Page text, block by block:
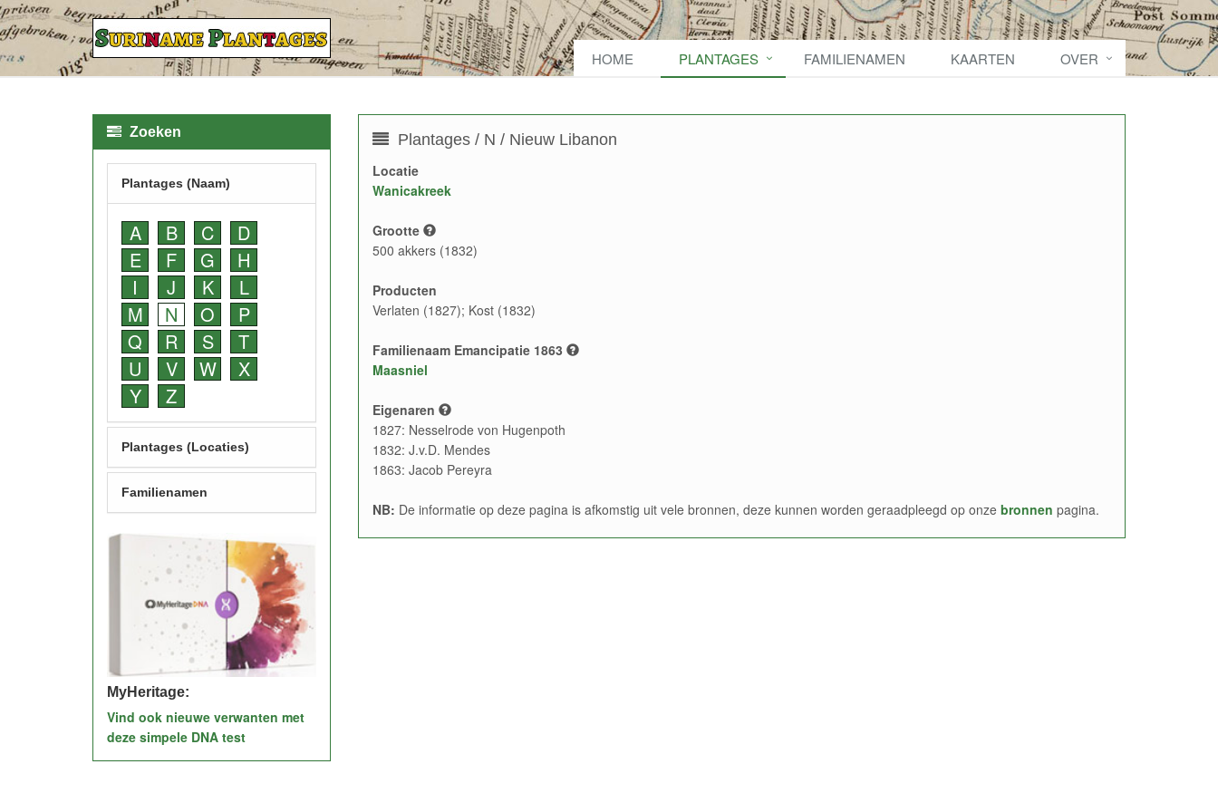
HOME PLANTAGES FAMILIENAMEN KAARTEN OVER
Plantages / N / Nieuw Libanon
Locatie
Wanicakreek
Grootte
500 akkers (1832)
Producten
Verlaten (1827); Kost (1832)
Familienaam Emancipatie 1863
Maasniel
Eigenaren
1827: Nesselrode von Hugenpoth
1832: J.v.D. Mendes
1863: Jacob Pereyra
NB: De informatie op deze pagina is afkomstig uit vele bronnen, deze kunnen worden geraadpleegd op onze bronnen pagina.
Zoeken
Plantages (Naam)
A B C
D
E
F G
H
I
J K
L
M
N O
P
Q
R S
T
U
V W
X
Y
Z
Plantages (Locaties)
Familienamen
MyHeritage:
Vind ook nieuwe verwanten met
deze simpele DNA test